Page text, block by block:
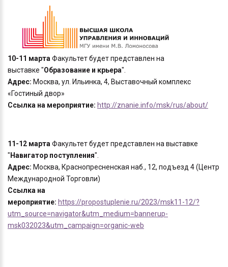
10-11 марта Факультет будет представлен на
выставке "Образование и крьера".
Адрес: Москва, ул. Ильинка, 4, Выставочный комплекс
«Гостиный двор»
Ссылка на мероприятие: http://znanie.info/msk/rus/about/
11-12 марта Факультет будет представлен на выставке
" Навигатор поступления".
Адрес: Москва, Краснопресненская наб., 12, подъезд 4 (Центр
Международной Торговли)
Ссылка на
мероприятие: https://propostuplenie.ru/2023/msk11-12/?
utm_source=navigator&utm_medium=bannerup-
msk032023&utm_campaign=organic-web